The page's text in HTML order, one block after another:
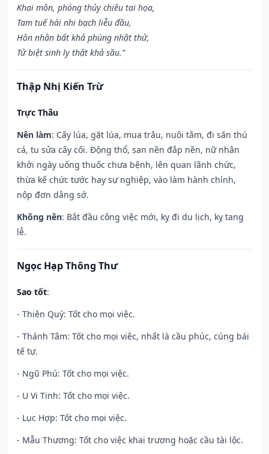
Khai môn, phóng thủy chiêu tai họa,
Tam tuế hài nhi bạch liễu đầu,
Hôn nhân bất khả phùng nhật thử,
Tử biệt sinh ly thật khả sầu.”
Thập Nhị Kiến Trừ
Trực Thâu
Nên làm: Cấy lúa, gặt lúa, mua trâu, nuôi tằm, đi săn thú
cá, tu sửa cây cối. Động thổ, san nền đắp nền, nữ nhân
khởi ngày uống thuốc chưa bệnh, lên quan lãnh chức,
thừa kế chức tước hay sự nghiệp, vào làm hành chính,
nộp đơn dâng sớ.
Không nên: Bắt đầu công việc mới, kỵ đi du lịch, kỵ tang
lễ.
Ngọc Hạp Thông Thư
Sao tốt:
- Thiên Quý: Tốt cho mọi việc.
- Thánh Tâm: Tốt cho mọi việc, nhất là cầu phúc, cúng bái
tế tự.
- Ngũ Phú: Tốt cho mọi việc.
- U Vi Tinh: Tốt cho mọi việc.
- Lục Hợp: Tốt cho mọi việc.
- Mẫu Thương: Tốt cho việc khai trương hoặc cầu tài lộc.